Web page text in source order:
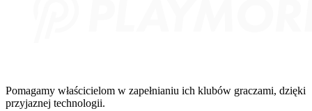
Pomagamy właścicielom w zapełnianiu ich klubów graczami, dzięki
przyjaznej technologii.